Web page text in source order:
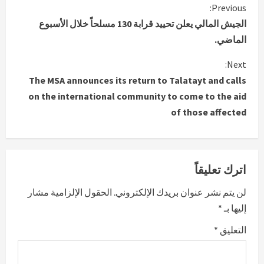
C
o
n
t
i
n
u
e
R
e
Previous:
الجيش المالي يعلن تحييد قرابة 130 مسلحاً خلال الأسبوع
الماضي.
Next:
The MSA announces its return to Talatayt and calls
on the international community to come to the aid
of those affected
اترك تعليقاً
لن يتم نشر عنوان بريدك الإلكتروني. الحقول الإلزامية مشار
إليها بـ *
التعليق *